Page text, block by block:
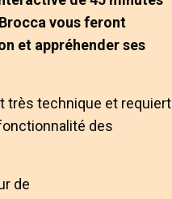
vous feront
et appréhender ses
très technique et requiert
des
de